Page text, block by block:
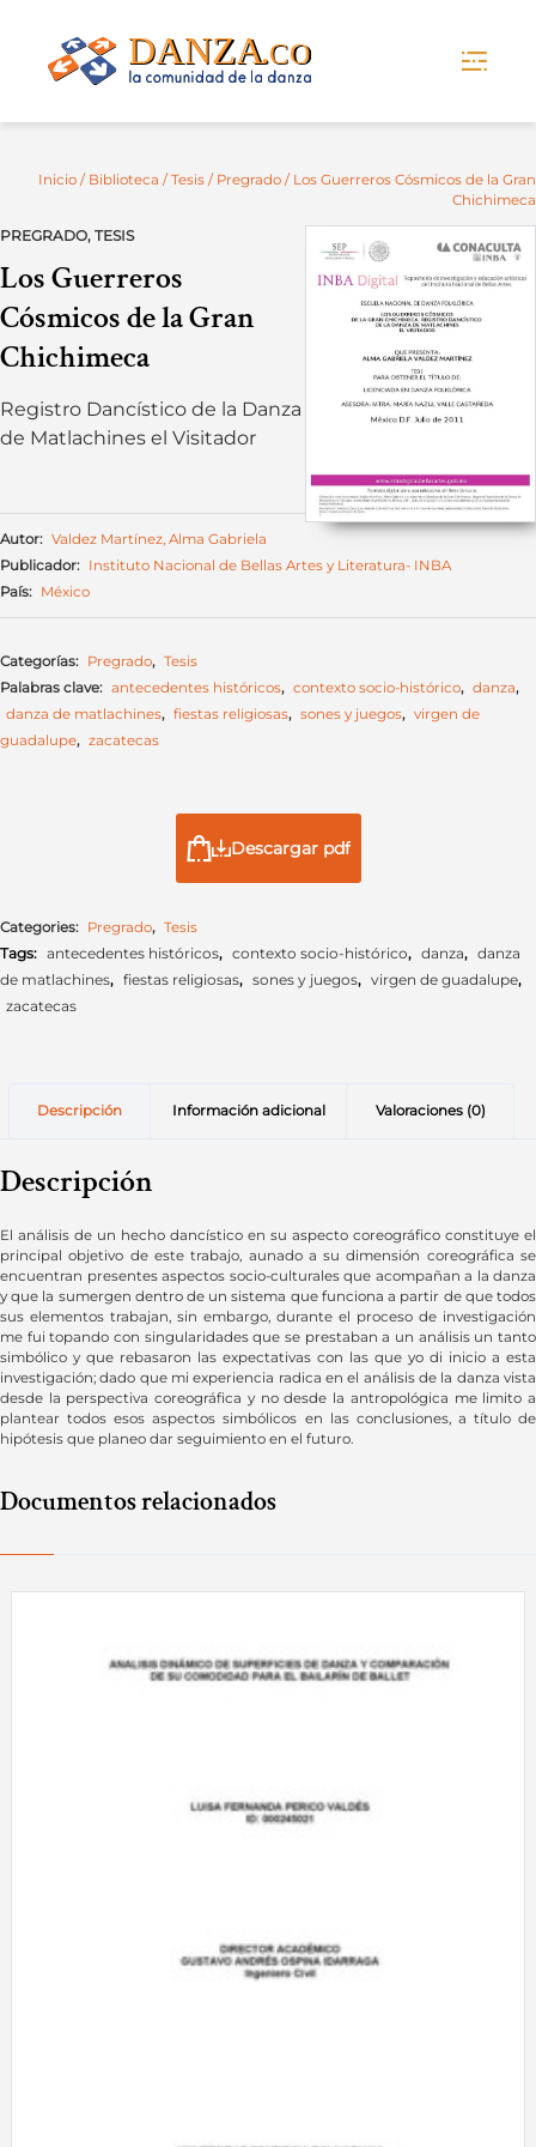
Inicio / Biblioteca / Tesis / Pregrado / Los Guerreros Cósmicos de la Gran
Chichimeca
PREGRADO, TESIS
Los Guerreros
Cósmicos de la Gran
Chichimeca
Registro Dancístico de la Danza
de Matlachines el Visitador
Autor: Valdez Martínez, Alma Gabriela
Publicador: Instituto Nacional de Bellas Artes y Literatura- INBA
País: México
Categorías: Pregrado, Tesis
Palabras clave: antecedentes históricos, contexto socio-histórico, danza,
danza de matlachines, fiestas religiosas, sones y juegos, virgen de
guadalupe, zacatecas
Descargar pdf
Categories: Pregrado, Tesis
Tags: antecedentes históricos, contexto socio-histórico, danza, danza
de matlachines, fiestas religiosas, sones y juegos, virgen de guadalupe,
zacatecas
Descripción Información adicional Valoraciones (0)
Descripción
El análisis de un hecho dancístico en su aspecto coreográfico constituye el
principal objetivo de este trabajo, aunado a su dimensión coreográfica se
encuentran presentes aspectos socio-culturales que acompañan a la danza
y que la sumergen dentro de un sistema que funciona a partir de que todos
sus elementos trabajan, sin embargo, durante el proceso de investigación
me fui topando con singularidades que se prestaban a un análisis un tanto
simbólico y que rebasaron las expectativas con las que yo di inicio a esta
investigación; dado que mi experiencia radica en el análisis de la danza vista
desde la perspectiva coreográfica y no desde la antropológica me limito a
plantear todos esos aspectos simbólicos en las conclusiones, a título de
hipótesis que planeo dar seguimiento en el futuro.
Documentos relacionados